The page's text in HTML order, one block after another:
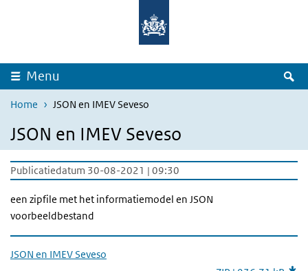
Overslaan en naar de inhoud gaan
Menu
Home JSON en IMEV Seveso
JSON en IMEV Seveso
Publicatiedatum 30-08-2021 | 09:30
een zipfile met het informatiemodel en JSON
voorbeeldbestand
JSON en IMEV Seveso